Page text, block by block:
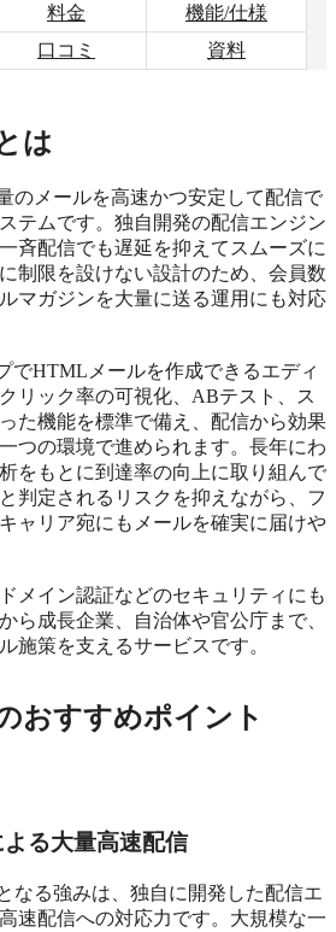
料金
機能/仕様
口コミ 資料
は
のメールを高速かつ安定して配信で
テムです。独自開発の配信エンジン
斉配信でも遅延を抑えてスムーズに
制限を設けない設計のため、会員数
マガジンを大量に送る運用にも対応
でHTMLメールを作成できるエディ
リック率の可視化、ABテスト、ス
た機能を標準で備え、配信から効果
つの環境で進められます。長年にわ
をもとに到達率の向上に取り組んで
判定されるリスクを抑えながら、フ
ャリア宛にもメールを確実に届けや
メイン認証などのセキュリティにも
ら成長企業、自治体や官公庁まで、
施策を支えるサービスです。
おすすめポイント
る大量高速配信
なる強みは、独自に開発した配信エ
速配信への対応力です。大規模な一